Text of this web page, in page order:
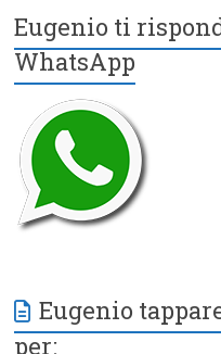
Eugenio ti
WhatsApp
Eugenio
per: